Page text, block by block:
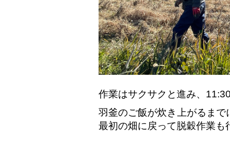
作業はサクサクと進み、
羽釜のご飯が炊き上がるま
最初の畑に戻って脱穀作業も